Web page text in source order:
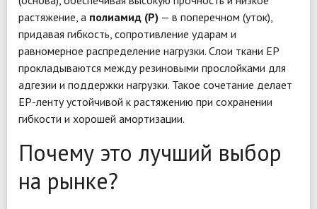
растяжение, а полиамид (P) — в поперечном (уток),
придавая гибкость, сопротивление ударам и
равномерное распределение нагрузки. Слои ткани EP
прокладываются между резиновыми прослойками для
адгезии и поддержки нагрузки. Такое сочетание делает
EP-ленту устойчивой к растяжению при сохранении
гибкости и хорошей амортизации.
Почему это лучший выбор
на рынке?